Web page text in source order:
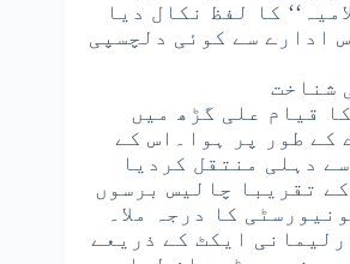
کا لفظ نکال دیا
ادارے سے کوئی دلچسپی
شناخت
کا قیام علی گڑھ میں
کے طور پر ہوا۔اس کے
دہلی منتقل کردیا
تقریبا چالیس برسوں
کا درجہ ملا۔
میں پارلیمانی ایکٹ کے ذریعے